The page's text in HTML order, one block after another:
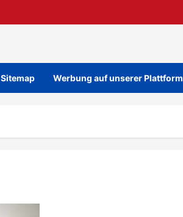
Sitemap Werbung auf unserer Plattform